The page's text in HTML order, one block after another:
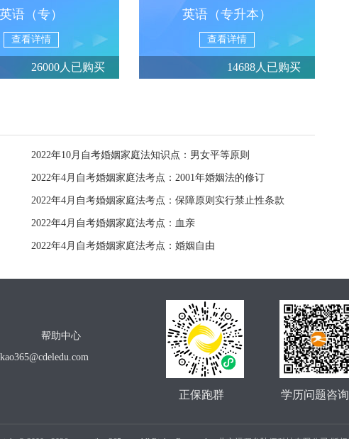
英语（专）
查看详情
26000人已购买
英语（专升本）
查看详情
14688人已购买
2022年10月自考婚姻家庭法知识点：男女平等原则
2022年4月自考婚姻家庭法考点：2001年婚姻法的修订
2022年4月自考婚姻家庭法考点：保障原则实行禁止性条款
2022年4月自考婚姻家庭法考点：血亲
2022年4月自考婚姻家庭法考点：婚姻自由
帮助中心
学历问题咨询
正保跑群